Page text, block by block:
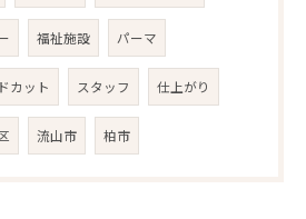
福祉施設 パーマ
カット スタッフ 仕上がり
流山市 柏市